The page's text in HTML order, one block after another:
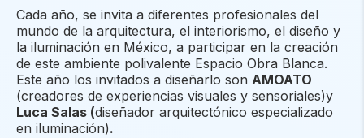
Cada año, se invita a diferentes profesionales del
mundo de la arquitectura, el interiorismo, el diseño y
la iluminación en México, a participar en la creación
de este ambiente polivalente Espacio Obra Blanca.
Este año los invitados a diseñarlo son AMOATO
(creadores de experiencias visuales y sensoriales)y
Luca Salas (diseñador arquitectónico especializado
en iluminación).